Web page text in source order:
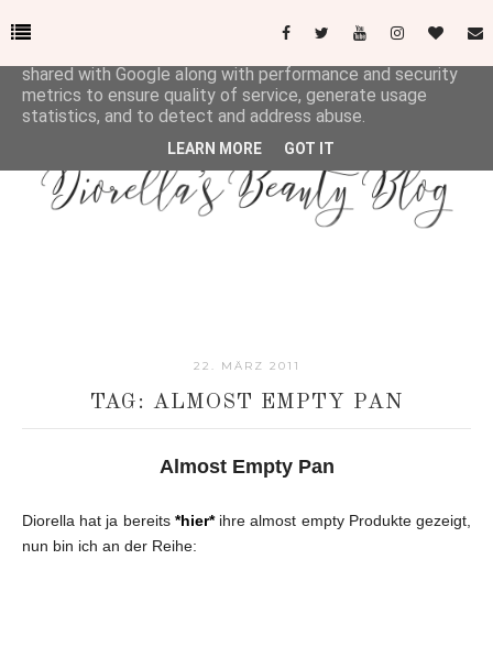
22. MÄRZ 2011
TAG: ALMOST EMPTY PAN
Almost Empty Pan
Diorella hat ja bereits *hier* ihre almost empty Produkte gezeigt,
nun bin ich an der Reihe:
This site uses cookies from Google to deliver its services
shared with Google along with performance and security
metrics to ensure quality of service, generate usage
statistics, and to detect and address abuse.
LEARN MORE GOT IT